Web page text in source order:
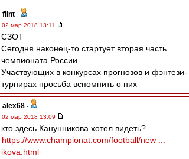
flint -
02 мар 2018 13:11
СЗОТ
Сегодня наконец-то стартует вторая часть
чемпионата России.
Участвующих в конкурсах прогнозов и фэнтези-
турнирах просьба вспомнить о них
alex68 -
02 мар 2018 13:09
кто здесь Канунникова хотел видеть?
https://www.championat.com/football/new ...
ikova.html